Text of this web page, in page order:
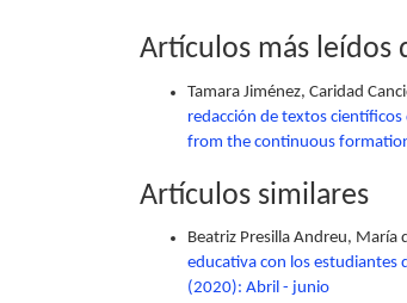
Artículos más leídos
Tamara Jiménez, Caridad
redacción de textos
from the continuous
Artículos similares
Beatriz Presilla Andreu, María
educativa con los estudiantes
(2020): Abril - junio